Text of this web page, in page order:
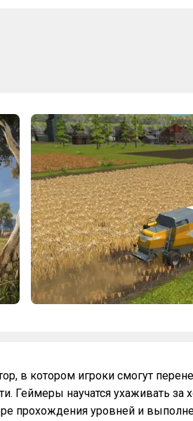
в котором игроки смогут
Геймеры научатся ухаживать за
прохождения уровней и